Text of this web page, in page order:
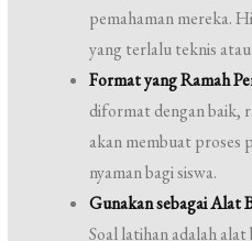
pemahaman mereka.
yang terlalu teknis
Format yang Ramah
diformat dengan baik,
akan membuat proses
nyaman bagi siswa.
Gunakan sebagai Alat
Soal latihan adalah